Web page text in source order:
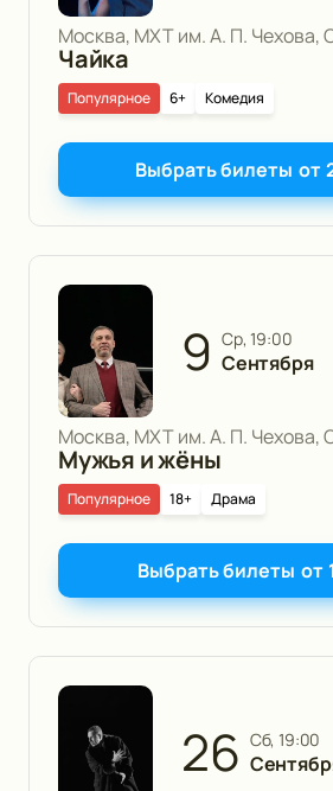
Москва, МХТ им. А. П. Чехова,
Чайка
6+ Комедия
Популярное
Выбрать билеты от
9 ср, 19:00
Сентября
Москва, МХТ им. А. П. Чехова,
Мужья и жёны
18+ Драма
Популярное
Выбрать билеты от
26 сб, 19:00